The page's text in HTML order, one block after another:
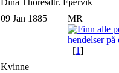
Dina Thoresdtr. Fjærvik
09 Jan 1885 MR
[1]
Kvinne